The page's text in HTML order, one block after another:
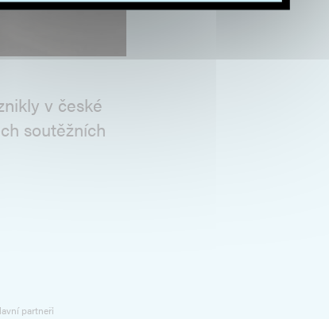
v české
soutěžních
partneři